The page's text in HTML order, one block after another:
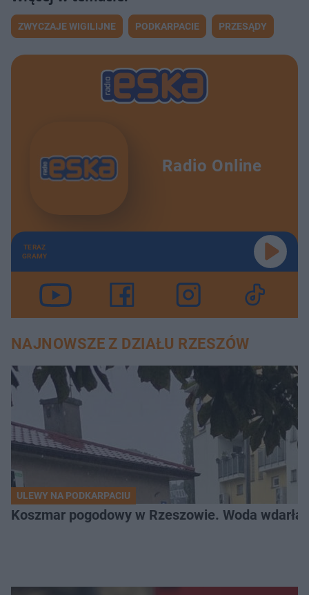
ZWYCZAJE WIGILIJNE PODKARPACIE PRZESĄDY
Radio Online
TERAZ
GRAMY
NAJNOWSZE Z DZIAŁU RZESZÓW
ULEWY NA PODKARPACIU
Koszmar pogodowy w Rzeszowie. Woda